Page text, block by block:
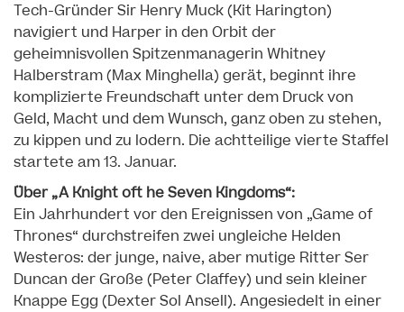
Tech-Gründer Sir Henry Muck (Kit Harington)
navigiert und Harper in den Orbit der
geheimnisvollen Spitzenmanagerin Whitney
Halberstram (Max Minghella) gerät, beginnt ihre
komplizierte Freundschaft unter dem Druck von
Geld, Macht und dem Wunsch, ganz oben zu stehen,
zu kippen und zu lodern. Die achtteilige vierte Staffel
startete am 13. Januar.
Über „A Knight oft he Seven Kingdoms“:
Ein Jahrhundert vor den Ereignissen von „Game of
Thrones“ durchstreifen zwei ungleiche Helden
Westeros: der junge, naive, aber mutige Ritter Ser
Duncan der Große (Peter Claffey) und sein kleiner
Knappe Egg (Dexter Sol Ansell). Angesiedelt in einer